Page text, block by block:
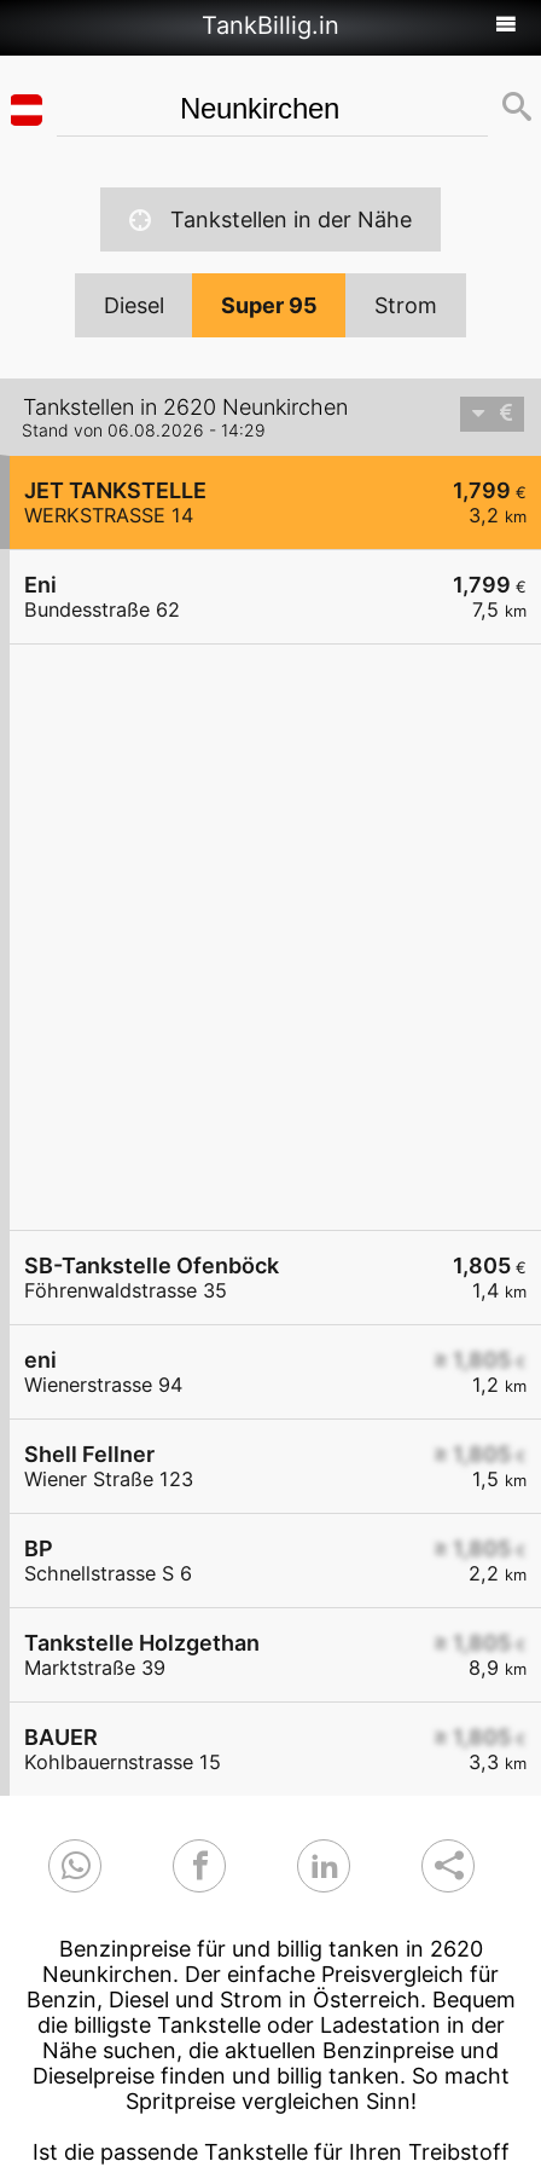
TankBillig.in
Tankstellen in der Nähe
Diesel Super 95 Strom
Tankstellen in 2620 Neunkirchen
Stand von 06.08.2026 - 14:29
1,799 €
3,2 km
JET TANKSTELLE
WERKSTRASSE 14
1,799 €
7,5 km
Eni
Bundesstraße 62
1,805 €
1,4 km
SB-Tankstelle Ofenböck
Föhrenwaldstrasse 35
≥ 1,805 €
1,2 km
eni
Wienerstrasse 94
≥ 1,805 €
1,5 km
Shell Fellner
Wiener Straße 123
≥ 1,805 €
2,2 km
BP
Schnellstrasse S 6
≥ 1,805 €
8,9 km
Tankstelle Holzgethan
Marktstraße 39
≥ 1,805 €
3,3 km
BAUER
Kohlbauernstrasse 15
Benzinpreise für und billig tanken in 2620
Neunkirchen. Der einfache Preisvergleich für
Benzin, Diesel und Strom in Österreich. Bequem
die billigste Tankstelle oder Ladestation in der
Nähe suchen, die aktuellen Benzinpreise und
Dieselpreise finden und billig tanken. So macht
Spritpreise vergleichen Sinn!
Ist die passende Tankstelle für Ihren Treibstoff